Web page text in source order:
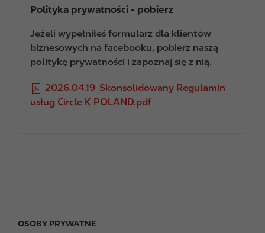
Polityka prywatności - pobierz
Jeżeli wypełniłeś formularz dla klientów
biznesowych na facebooku, pobierz naszą
politykę prywatności i zapoznaj się z nią.
F
i
2026.04.19_Skonsolidowany Regulamin
usług Circle K POLAND.pdf
F
OSOBY PRYWATNE